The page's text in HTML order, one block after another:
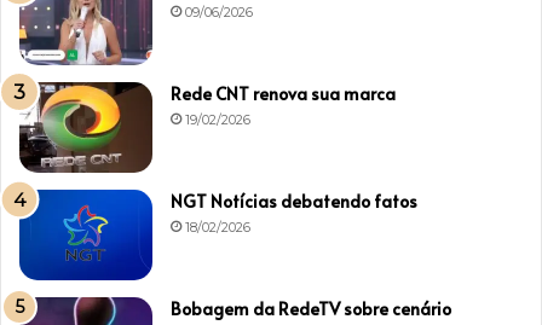
09/06/2026
Rede CNT renova sua marca
19/02/2026
NGT Notícias debatendo fatos
18/02/2026
Bobagem da RedeTV sobre cenário